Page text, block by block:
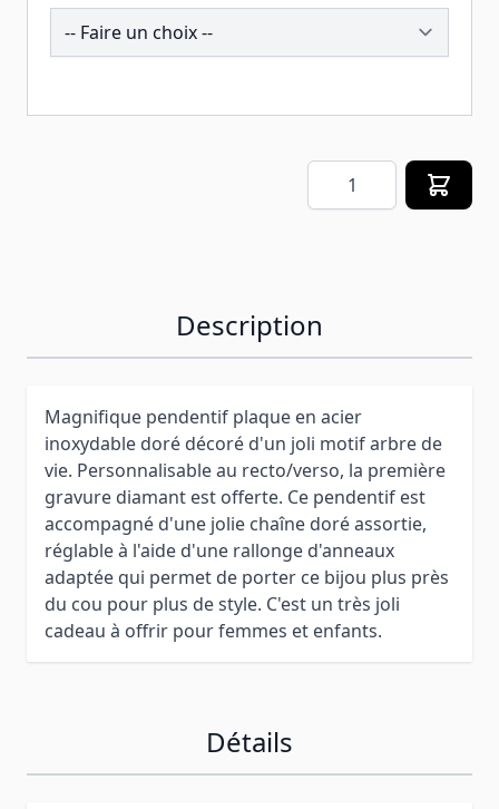
259612
Quantité
Description
Magnifique pendentif plaque en acier
inoxydable doré décoré d'un joli motif arbre de
vie. Personnalisable au recto/verso, la première
gravure diamant est offerte. Ce pendentif est
accompagné d'une jolie chaîne doré assortie,
réglable à l'aide d'une rallonge d'anneaux
adaptée qui permet de porter ce bijou plus près
du cou pour plus de style. C'est un très joli
cadeau à offrir pour femmes et enfants.
Détails